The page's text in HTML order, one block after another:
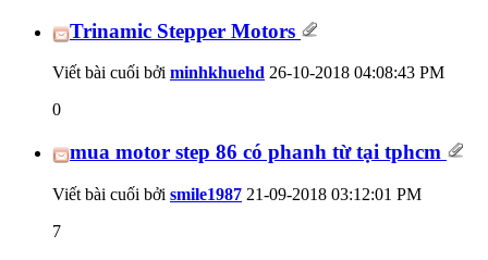
Trinamic Stepper Motors
Viết bài cuối bởi minhkhuehd 26-10-2018 04:08:43 PM
0
mua motor step 86 có phanh từ tại tphcm
Viết bài cuối bởi smile1987 21-09-2018 03:12:01 PM
7